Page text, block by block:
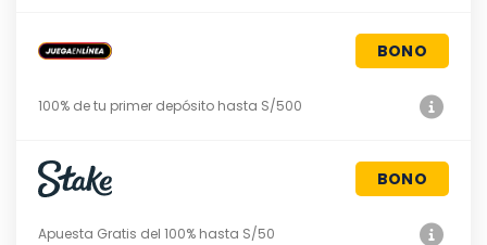
BONO
100% de tu primer depósito hasta S/500
BONO
Apuesta Gratis del 100% hasta S/50